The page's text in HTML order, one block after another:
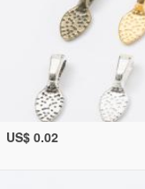
US$ 0.02